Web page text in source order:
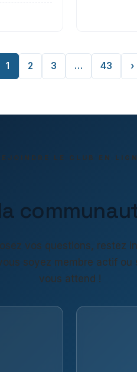
1 2 3 … 43 ›
LE CLUB EN
vos questions, restez
soyez membre actif ou
vous attend !